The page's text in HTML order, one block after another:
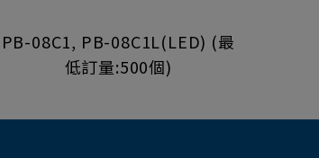
PB-08C1, PB-08C1L(LED) (最
低訂量:500個)